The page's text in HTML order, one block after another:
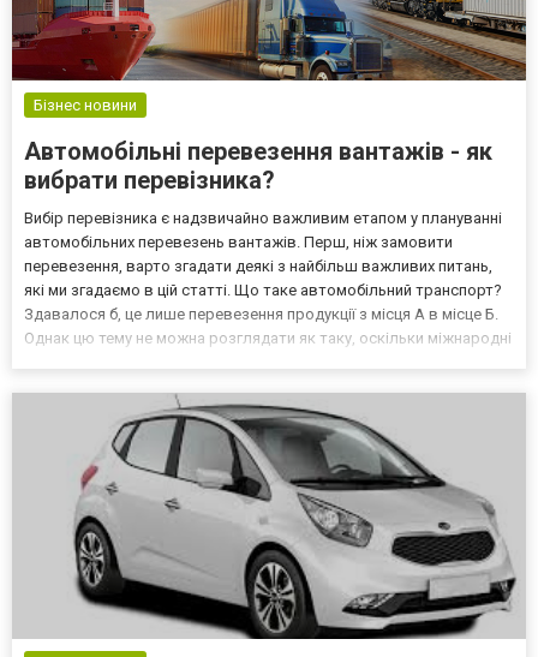
Бізнес новини
Автомобільні перевезення вантажів - як
вибрати перевізника?
Вибір перевізника є надзвичайно важливим етапом у плануванні
автомобільних перевезень вантажів. Перш, ніж замовити
перевезення, варто згадати деякі з найбільш важливих питань,
які ми згадаємо в цій статті. Що таке автомобільний транспорт?
Здавалося б, це лише перевезення продукції з місця А в місце Б.
Однак цю тему не можна розглядати як таку, оскільки міжнародні